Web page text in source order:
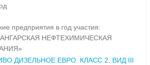
предприятия в год участия:
НЕФТЕХИМИЧЕСКАЯ
ДИЗЕЛЬНОЕ ЕВРО. КЛАСС 2. ВИД III